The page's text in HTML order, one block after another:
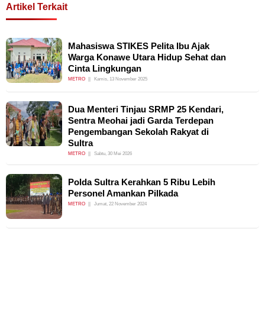
Artikel Terkait
Mahasiswa STIKES Pelita Ibu Ajak
Warga Konawe Utara Hidup Sehat dan
Cinta Lingkungan
METRO Kamis, 13 November 2025
Dua Menteri Tinjau SRMP 25 Kendari,
Sentra Meohai jadi Garda Terdepan
Pengembangan Sekolah Rakyat di
Sultra
METRO Sabtu, 30 Mei 2026
Polda Sultra Kerahkan 5 Ribu Lebih
Personel Amankan Pilkada
METRO Jumat, 22 November 2024